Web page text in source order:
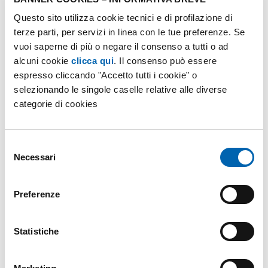
Questo sito utilizza cookie tecnici e di profilazione di
terze parti, per servizi in linea con le tue preferenze. Se
vuoi saperne di più o negare il consenso a tutti o ad
alcuni cookie clicca qui. Il consenso può essere
espresso cliccando "Accetto tutti i cookie” o
selezionando le singole caselle relative alle diverse
categorie di cookies
delNecessari
Preferenze
Statistiche
peculiarità e, in base alle caratteristiche del
contratto, scegliere la fascia più conveniente per
utilizzare gli elettrodomestici e ottimizzarne così il
consumo.
Utilizzare gli elettrodomestici più dispendiosi con
preferibilmente. Nel caso di frigo e congelatore,
alimenti al posto indicato ed effettuando la
misuratori in grado di tenere sotto controllo il